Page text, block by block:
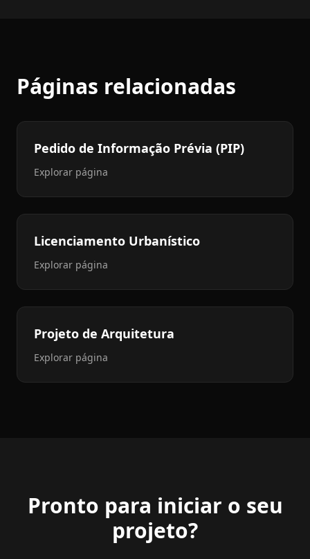
Páginas relacionadas
Pedido de Informação Prévia (PIP)
Explorar página
Licenciamento Urbanístico
Explorar página
Projeto de Arquitetura
Explorar página
Pronto para iniciar o seu
projeto?